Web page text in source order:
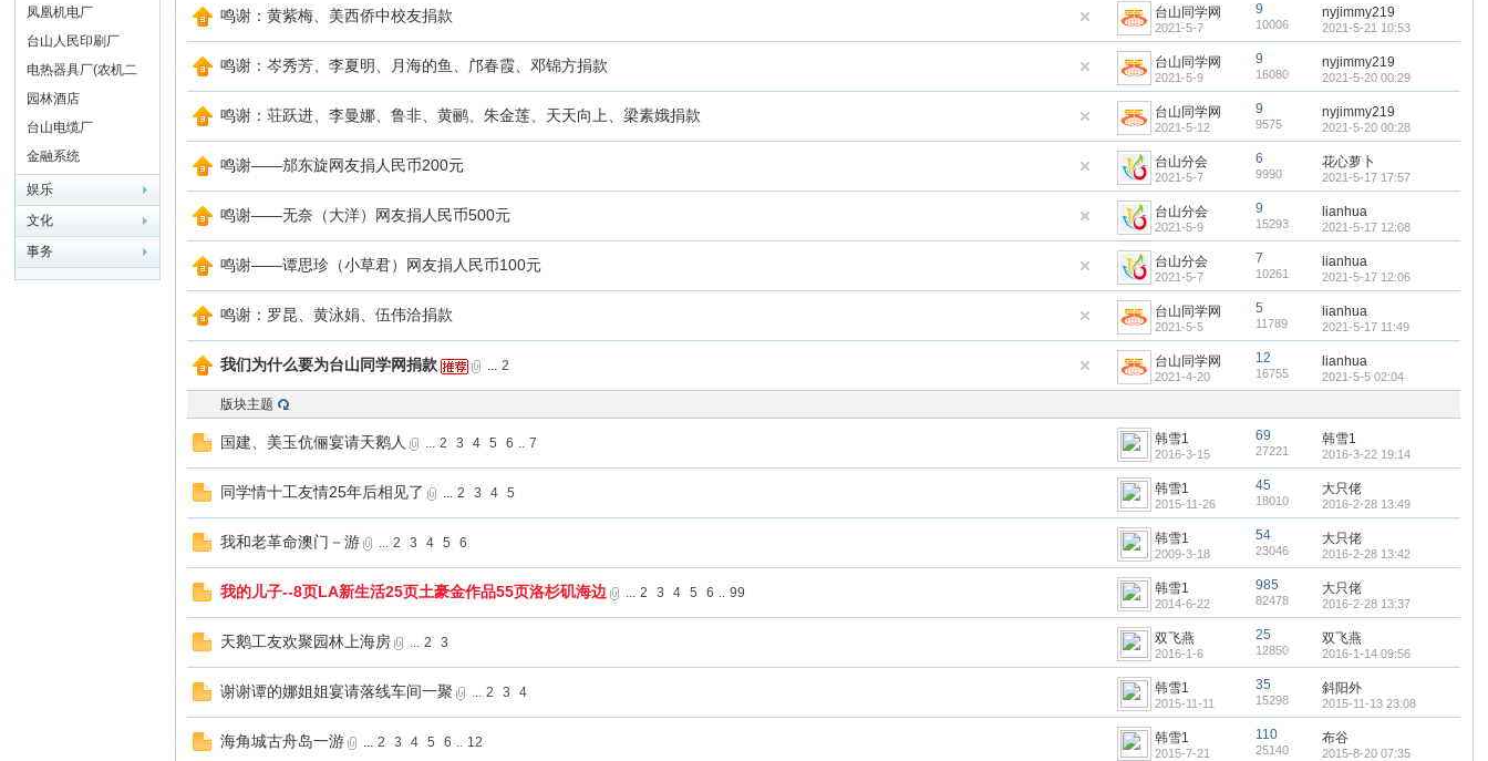
学
网
凤凰机电厂
台山人民印刷厂
电热器具厂(农机二
厂)
园林酒店
台山电缆厂
金融系统
娱乐
文化
事务
鸣谢：黄紫梅、美西侨中校友捐款 台山同学网
2021-5-7
9
10006
nyjimmy219
2021-5-21 10:53
鸣谢：岑秀芳、李夏明、月海的鱼、邝春霞、邓锦方捐款 台山同学网
2021-5-9
9
16080
nyjimmy219
2021-5-20 00:29
鸣谢：荘跃进、李曼娜、鲁非、黄鹂、朱金莲、天天向上、梁素娥捐款 台山同学网
2021-5-12
9
9575
nyjimmy219
2021-5-20 00:28
鸣谢——邡东旋网友捐人民币200元 台山分会
2021-5-7
6
9990
花心萝卜
2021-5-17 17:57
鸣谢——无奈（大洋）网友捐人民币500元 台山分会
2021-5-9
9
15293
lianhua
2021-5-17 12:08
鸣谢——谭思珍（小草君）网友捐人民币100元 台山分会
2021-5-7
7
10261
lianhua
2021-5-17 12:06
鸣谢：罗昆、黄泳娟、伍伟洽捐款 台山同学网
2021-5-5
5
11789
lianhua
2021-5-17 11:49
我们为什么要为台山同学网捐款 ... 2 台山同学网
2021-4-20
12
16755
lianhua
2021-5-5 02:04
版块主题
国建、美玉伉俪宴请天鹅人 ... 2 3 4 5 6 .. 7 韩雪1
2016-3-15
69
27221
韩雪1
2016-3-22 19:14
同学情十工友情25年后相见了 ... 2 3 4 5 韩雪1
2015-11-26
45
18010
大只佬
2016-2-28 13:49
我和老革命澳门－游 ... 2 3 4 5 6 韩雪1
2009-3-18
54
23046
大只佬
2016-2-28 13:42
我的儿子--8页LA新生活25页土豪金作品55页洛杉矶海边 ... 2 3 4 5 6 .. 99 韩雪1
2014-6-22
985
82478
大只佬
2016-2-28 13:37
天鹅工友欢聚园林上海房 ... 2 3 双飞燕
2016-1-6
25
12850
双飞燕
2016-1-14 09:56
谢谢谭的娜姐姐宴请落线车间一聚 ... 2 3 4 韩雪1
2015-11-11
35
15298
斜阳外
2015-11-13 23:08
海角城古舟岛一游 ... 2 3 4 5 6 .. 12 韩雪1
2015-7-21
110
25140
布谷
2015-8-20 07:35